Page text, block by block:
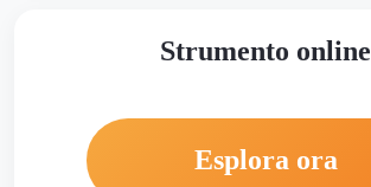
Strumento online
Esplora ora